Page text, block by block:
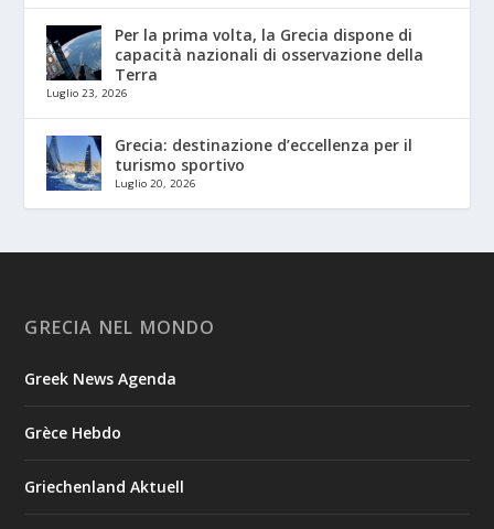
Per la prima volta, la Grecia dispone di
capacità nazionali di osservazione della
Terra
Luglio 23, 2026
Grecia: destinazione d’eccellenza per il
turismo sportivo
Luglio 20, 2026
GRECIA NEL MONDO
Greek News Agenda
Grèce Hebdo
Griechenland Aktuell